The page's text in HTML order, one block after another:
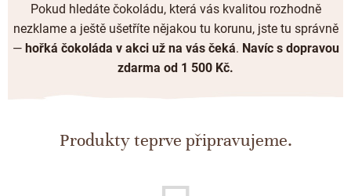
Plněné čokolády
Bílá čokoláda
BONBONIERY, PRALINKY A LANÝŽE
Kusové pralinky a lanýže
Svatební čokolády
Pokud hledáte čokoládu, která vás kvalitou rozhodně
nezklame a ještě ušetříte nějakou tu korunu, jste tu správně
— hořká čokoláda v akci už na vás čeká. Navíc s dopravou
zdarma od 1 500 Kč.
Produkty teprve připravujeme.